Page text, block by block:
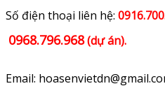
​Số điện thoại liên hệ:
0968.796.968(dự án).
Email: